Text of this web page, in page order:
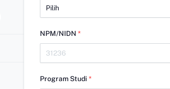
NPM/NIDN *
Program Studi *